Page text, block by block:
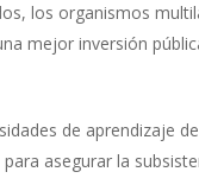
los organismos
mejor inversión
de aprendizaje
asegurar la